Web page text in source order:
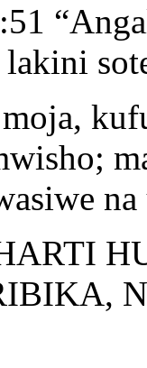
lakini